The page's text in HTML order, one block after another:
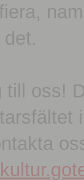
till oss!